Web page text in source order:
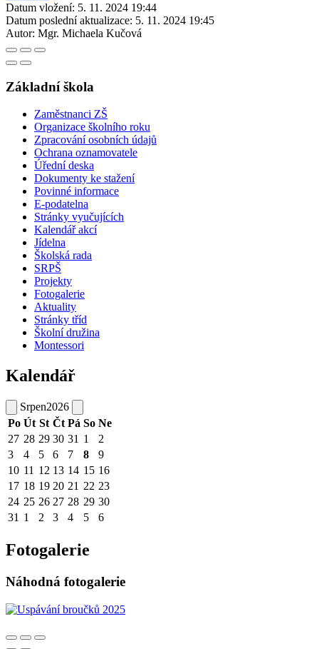
Datum vložení: 5. 11. 2024 19:44
Datum poslední aktualizace: 5. 11. 2024 19:45
Autor: Mgr. Michaela Kučová
Základní škola
Zaměstnanci ZŠ
Organizace školního roku
Zpracování osobních údajů
Ochrana oznamovatele
Úřední deska
Dokumenty ke stažení
Povinné informace
E-podatelna
Stránky vyučujících
Kalendář akcí
Jídelna
Školská rada
SRPŠ
Projekty
Fotogalerie
Aktuality
Stránky tříd
Školní družina
Montessori
Kalendář
Srpen2026
Po Út St Čt Pá So Ne
27 28 29 30 31 1
2
3
4 5 6 7 8
9
10 11 12 13 14 15 16
17 18 19 20 21 22 23
24 25 26 27 28 29 30
31 1 2 3 4 5 6
Fotogalerie
Náhodná fotogalerie